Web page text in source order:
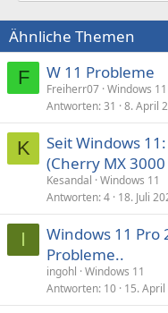
Ähnliche Themen
F W 11 Probleme
Freiherr07 Windows 11
Antworten 31 8. April
K
Seit Windows
(Cherry MX 3000
Kesandal Windows 11
Antworten 4 18. Juli
I
Windows 11 Pro
Probleme..
ingohl Windows 11
Antworten 10 15.